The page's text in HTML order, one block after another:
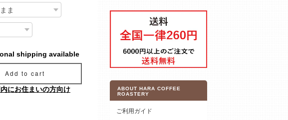
shipping available
Add to cart
内にお住まいの方向け
ABOUT HARA COFFEE
ROASTERY
ご利用ガイド